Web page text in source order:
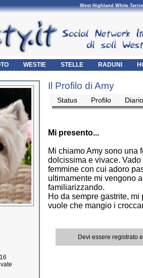
West Highland White
WESTIE STELLE RADUNI
Il Profilo di Amy
Status Profilo Diario
Mi presento...
Mi chiamo Amy sono una
dolcissima e vivace.
femmine con cui adoro
ultimamente mi vengono
familiarizzando.
Ho da sempre gastrite,
vuole che mangio i
Devi essere registrato